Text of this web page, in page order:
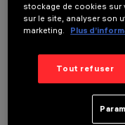
stockage de cookies sur
sur le site, analyser son
marketing.
Plus
Tout refuser